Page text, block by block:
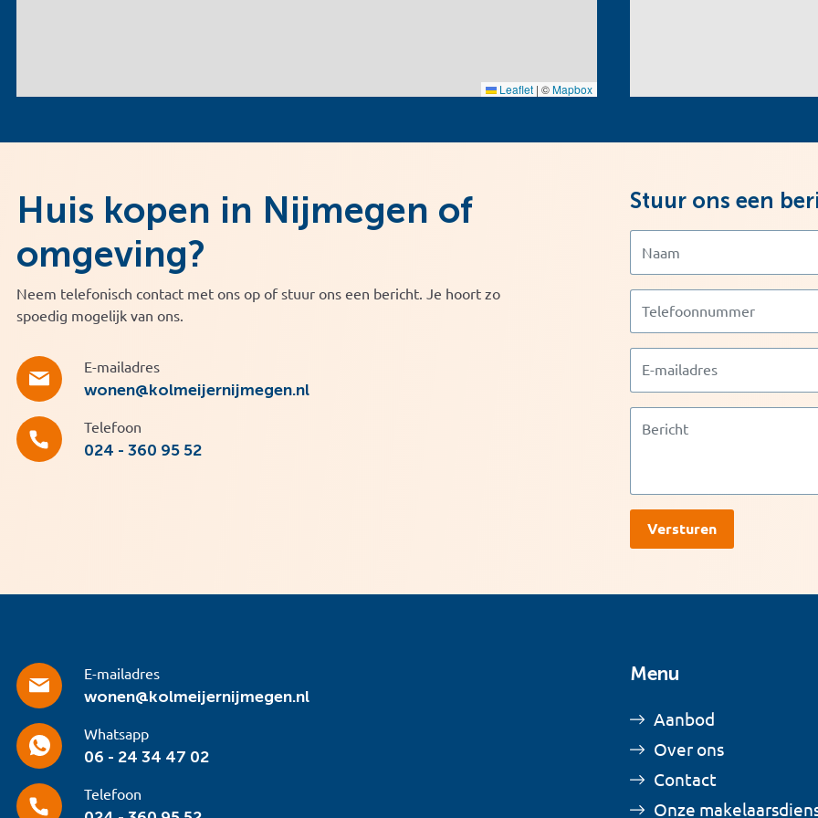
Leaflet | ©Mapbox
Huis kopen in Nijmegen of
omgeving?
Neem telefonisch contact met ons op of stuur ons een bericht. Je hoort zo
spoedig mogelijk van ons.
E-mailadres
wonen@kolmeijernijmegen.nl
Telefoon
024 - 360 95 52
Stuur ons een
E-mailadres
wonen@kolmeijernijmegen.nl
Whatsapp
06 - 24 34 47 02
Telefoon
Menu
Aanbod
Over ons
Contact
Onze